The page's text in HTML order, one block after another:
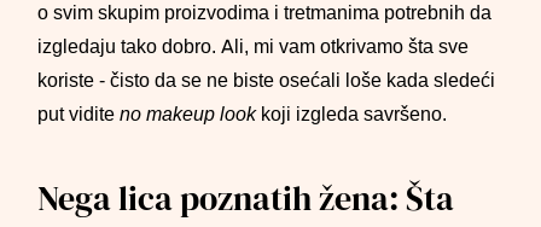
o svim skupim proizvodima i tretmanima potrebnih da
izgledaju tako dobro. Ali, mi vam otkrivamo šta sve
koriste - čisto da se ne biste osećali loše kada sledeći
put viditeno makeup lookkoji izgleda savršeno.
Nega lica poznatih žena: Šta